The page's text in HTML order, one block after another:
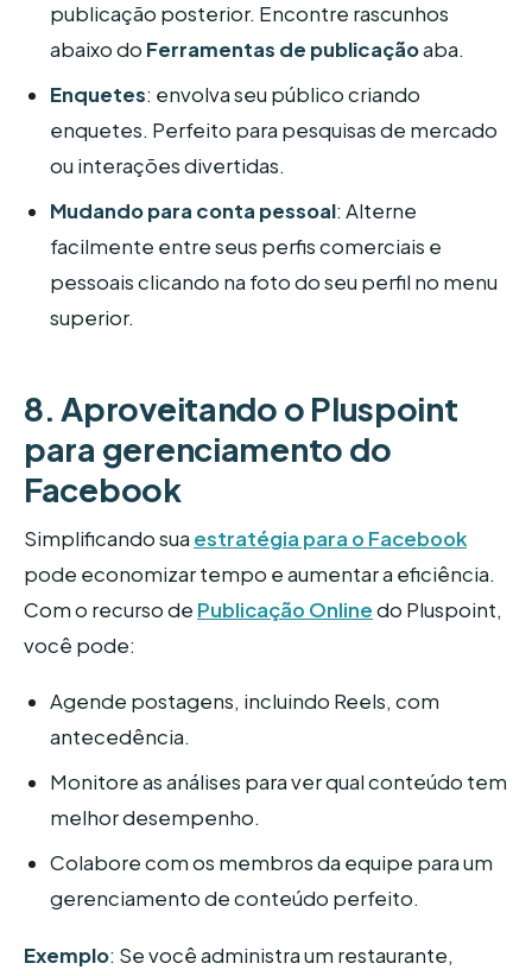
publicação posterior. Encontre rascunhos
abaixo do Ferramentas de publicaçãoaba.
Enquetes: envolva seu público criando
enquetes. Perfeito para pesquisas de mercado
ou interações divertidas.
Mudando para conta pessoal: Alterne
facilmente entre seus perfis comerciais e
pessoais clicando na foto do seu perfil no menu
superior.
8. Aproveitando o Pluspoint
para gerenciamento do
Facebook
Simplificando sua estratégia para o Facebook
pode economizar tempo e aumentar a eficiência.
Com o recurso de Publicação Onlinedo Pluspoint,
você pode:
Agende postagens, incluindo Reels, com
antecedência.
Monitore as análises para ver qual conteúdo tem
melhor desempenho.
Colabore com os membros da equipe para um
gerenciamento de conteúdo perfeito.
Exemplo: Se você administra um restaurante,